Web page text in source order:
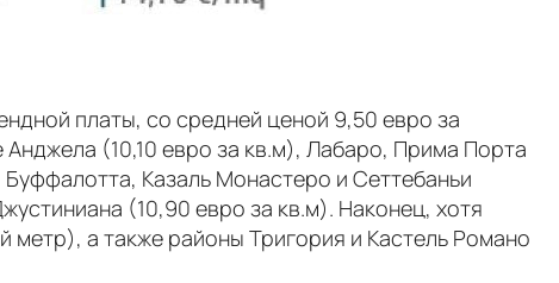
платы, со средней ценой 9,50 евро за
(10,10 евро за кв.м), Лабаро, Прима Порта
Казаль Монастеро и Сеттебаньи
(10,90 евро за кв.м). Наконец, хотя
метр), а также районы Тригория и Кастель Романо